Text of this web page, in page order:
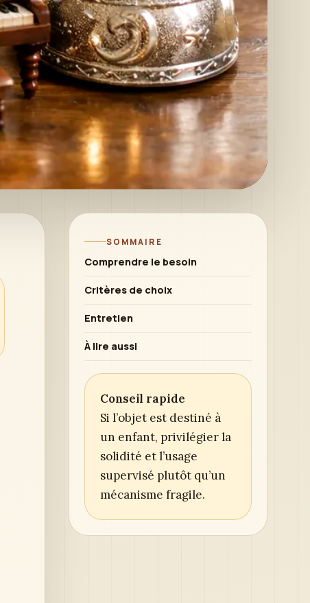
SOMMAIRE
Comprendre le besoin
Critères de choix
Entretien
À lire aussi
Conseil rapide
Si l’objet est destiné à
un enfant, privilégier la
solidité et l’usage
supervisé plutôt qu’un
mécanisme fragile.